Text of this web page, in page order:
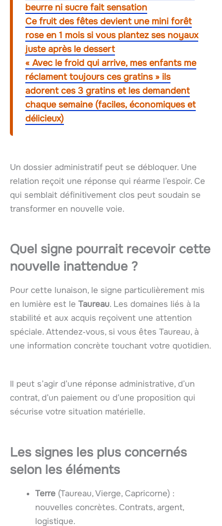
beurre ni sucre fait sensation
Ce fruit des fêtes devient une mini forêt
rose en 1 mois si vous plantez ses noyaux
juste après le dessert
« Avec le froid qui arrive, mes enfants me
réclament toujours ces gratins » ils
adorent ces 3 gratins et les demandent
chaque semaine (faciles, économiques et
délicieux)
Un dossier administratif peut se débloquer. Une
relation reçoit une réponse qui réarme l’espoir. Ce
qui semblait définitivement clos peut soudain se
transformer en nouvelle voie.
Quel signe pourrait recevoir cette
nouvelle inattendue ?
Pour cette lunaison, le signe particulièrement mis
en lumière est le Taureau. Les domaines liés à la
stabilité et aux acquis reçoivent une attention
spéciale. Attendez‑vous, si vous êtes Taureau, à
une information concrète touchant votre quotidien.
Il peut s’agir d’une réponse administrative, d’un
contrat, d’un paiement ou d’une proposition qui
sécurise votre situation matérielle.
Les signes les plus concernés
selon les éléments
Terre (Taureau, Vierge, Capricorne) :
nouvelles concrètes. Contrats, argent,
logistique.